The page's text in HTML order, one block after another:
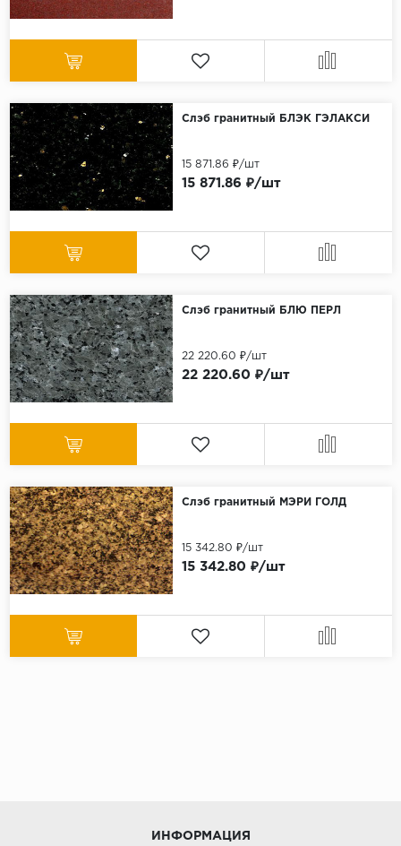
Слэб гранитный БЛЭК ГЭЛАКСИ
15 871.86 ₽/шт
15 871.86 ₽/шт
Слэб гранитный БЛЮ ПЕРЛ
22 220.60 ₽/шт
22 220.60 ₽/шт
Слэб гранитный МЭРИ ГОЛД
15 342.80 ₽/шт
15 342.80 ₽/шт
ИНФОРМАЦИЯ